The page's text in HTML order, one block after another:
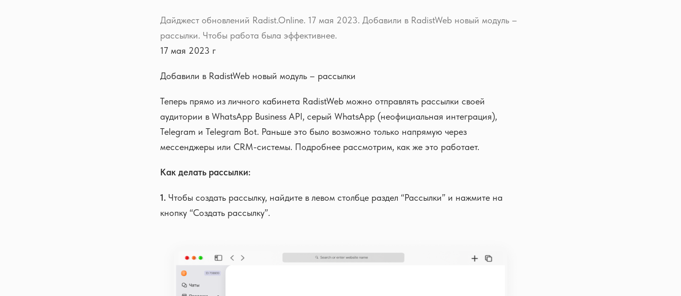
Дайджест обновлений Radist.Online. 17 мая 2023. Добавили в RadistWeb новый модуль –
рассылки. Чтобы работа была эффективнее.
17 мая 2023 г
Добавили в RadistWeb новый модуль – рассылки
Теперь прямо из личного кабинета RadistWeb можно отправлять рассылки своей
аудитории в WhatsApp Business API, серый WhatsApp (неофициальная интеграция),
Telegram и Telegram Bot. Раньше это было возможно только напрямую через
мессенджеры или CRM-системы. Подробнее рассмотрим, как же это работает.
Как делать рассылки:
1. Чтобы создать рассылку, найдите в левом столбце раздел “Рассылки” и нажмите на
кнопку “Создать рассылку”.